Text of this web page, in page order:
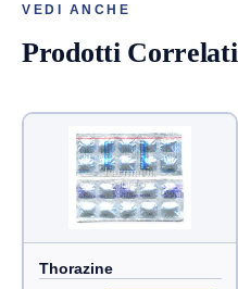
VEDI ANCHE
Prodotti Correlati
Thorazine